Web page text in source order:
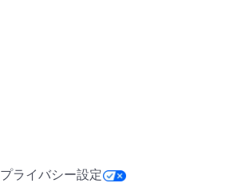
プライバシー設定